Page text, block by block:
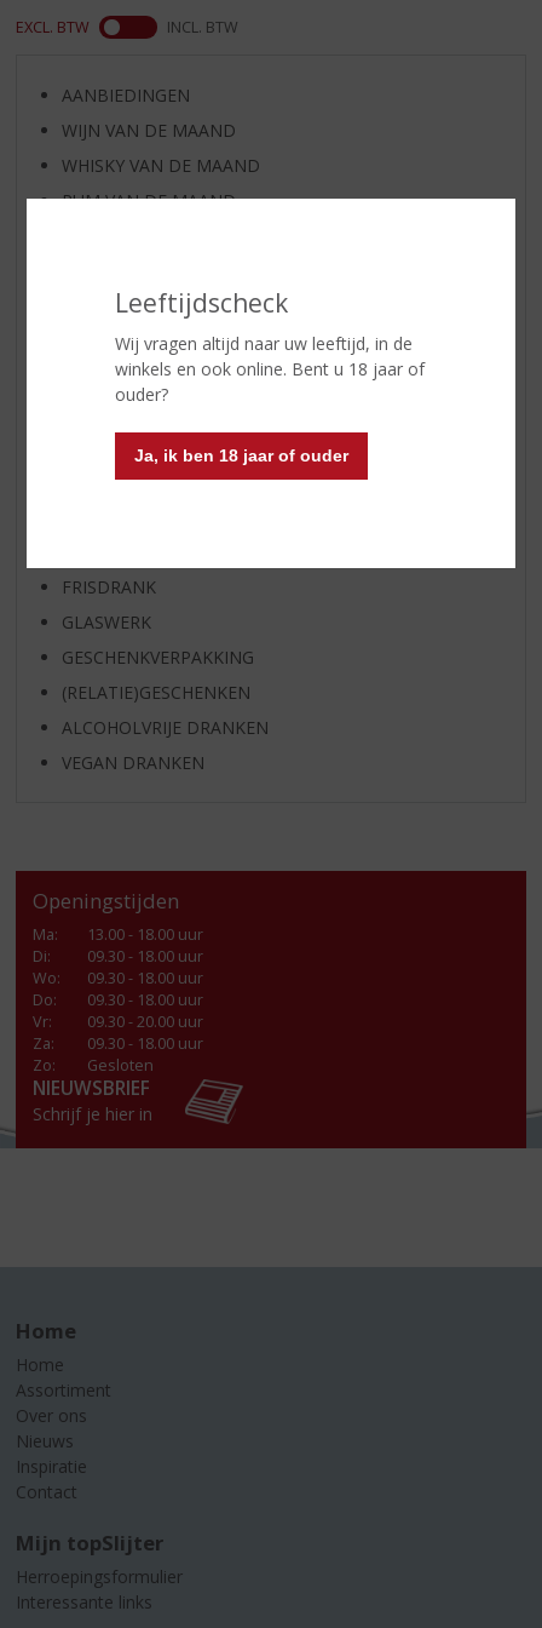
Leeftijdscheck
Wij vragen altijd naar uw leeftijd, in de
winkels en ook online. Bent u 18 jaar of
ouder?
Ja, ik ben 18 jaar of ouder
EXCL. BTW INCL. BTW
AANBIEDINGEN
WIJN VAN DE MAAND
WHISKY VAN DE MAAND
RUM VAN DE MAAND
EXCLUSIEF TOPSLIJTER
WHISKY
APERITIEF
GEDISTILLEERD OVERIG
FRISDRANK
GLASWERK
GESCHENKVERPAKKING
(RELATIE)GESCHENKEN
ALCOHOLVRIJE DRANKEN
VEGAN DRANKEN
Openingstijden
Ma:
13.00 - 18.00 uur
Di:
09.30 - 18.00 uur
Wo:
09.30 - 18.00 uur
Do:
09.30 - 18.00 uur
Vr:
09.30 - 20.00 uur
Za:
09.30 - 18.00 uur
Zo:
Gesloten
NIEUWSBRIEF
Schrijf je hier in
Home
Home
Assortiment
Over ons
Nieuws
Inspiratie
Contact
Mijn topSlijter
Herroepingsformulier
Interessante links